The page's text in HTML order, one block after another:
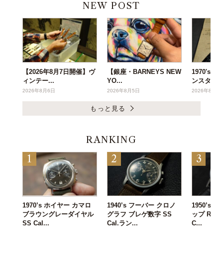
NEW POST
【2026年8月7日開催】ヴ
ィンテー...
2026年8月6日
【銀座・BARNEYS NEW
YO...
2026年8月5日
1970's ヴ
ンスタ...
2026年8月3
もっと見る
RANKING
1970’s ホイヤー カマロ
ブラウングレーダイヤル
SS Cal...
1940’s フーバー クロノ
グラフ ブレゲ数字 SS
Cal.ラン...
1950’s パ
ップ
C...